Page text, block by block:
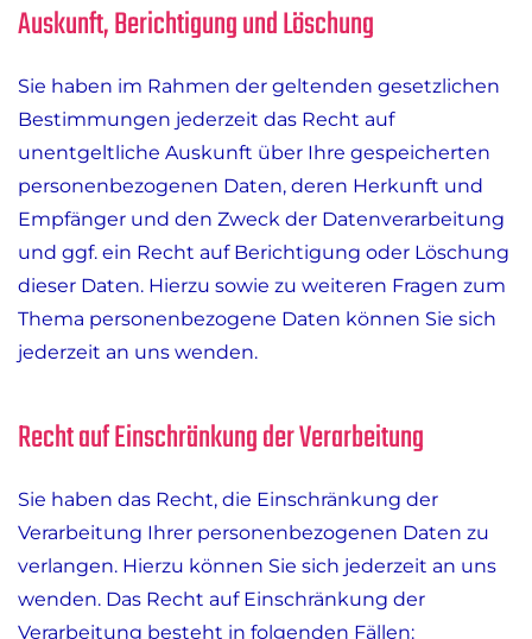
Auskunft, Berichtigung und Löschung
Sie haben im Rahmen der geltenden gesetzlichen
Bestimmungen jederzeit das Recht auf
unentgeltliche Auskunft über Ihre gespeicherten
personenbezogenen Daten, deren Herkunft und
Empfänger und den Zweck der Datenverarbeitung
und ggf. ein Recht auf Berichtigung oder Löschung
dieser Daten. Hierzu sowie zu weiteren Fragen zum
Thema personenbezogene Daten können Sie sich
jederzeit an uns wenden.
Recht auf Einschränkung der Verarbeitung
Sie haben das Recht, die Einschränkung der
Verarbeitung Ihrer personenbezogenen Daten zu
verlangen. Hierzu können Sie sich jederzeit an uns
wenden. Das Recht auf Einschränkung der
Verarbeitung besteht in folgenden Fällen: